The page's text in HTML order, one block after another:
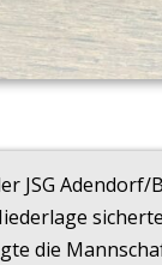
JSG
die